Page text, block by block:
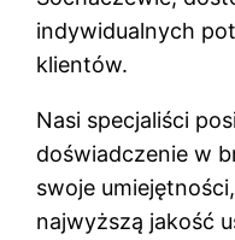
indywidualnych
klientów.
Nasi specjaliści
doświadczenie w
swoje
najwyższą jakość